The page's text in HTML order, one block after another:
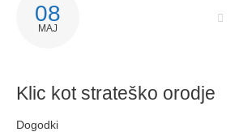
08
MAJ
Klic kot strateško orodje
Dogodki